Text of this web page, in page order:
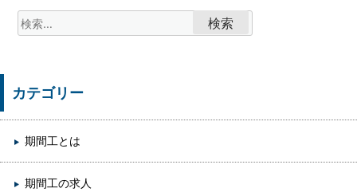
検
索:
カテゴリー
期間工とは
期間工の求人